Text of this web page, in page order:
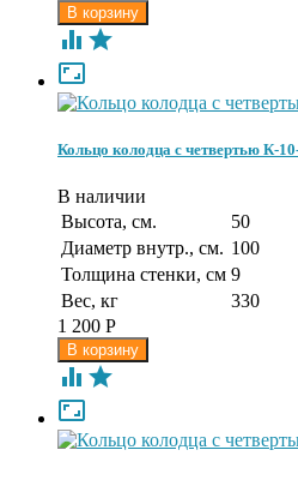
 

Кольцо колодца с четвертью К-
В наличии
Высота, см.
50
Диаметр внутр., см. 100
Толщина стенки, см 9
Вес, кг
330
1 200 Р
 
